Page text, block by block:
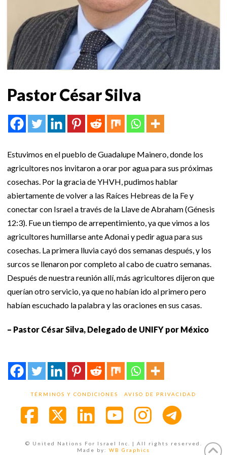
Pastor César Silva
Estuvimos en el pueblo de Guadalupe Mainero, donde los
agricultores nos invitaron a orar por agua para sus próximas
cosechas. Por la gracia de YHVH, pudimos hablar
abiertamente de volver a las Raíces Hebreas de la Fe y
conectar con Israel a través de la Llave de Abraham (Génesis
12:3). Fue un tiempo de arrepentimiento, ya que vimos a los
agricultores humillarse ante Adonai y pedir agua para sus
cosechas. La primera lluvia cayó dos semanas después, y los
surcos se llenaron por completo al cabo de cuatro semanas.
Después de nuestra reunión allí, más agricultores dijeron que
querían otro servicio, ya que no habían ido al primero pero
habían escuchado la palabra y las oraciones en sus casas.
– Pastor César Silva, Delegado de UNIFY por México
TÉRMINOS Y CONDICIONES AVISO DE PRIVACIDAD
© United Nations For Israel Inc. | All rights reserved.
Made by: WB Graphics